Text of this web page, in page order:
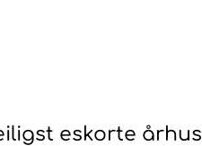
eskorte århus